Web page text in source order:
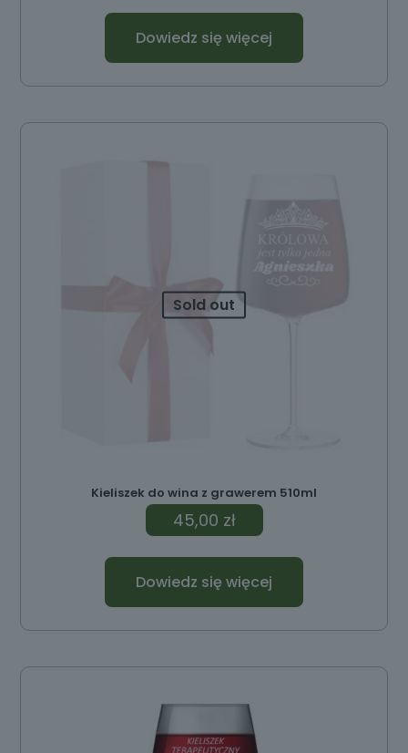
Dowiedz się więcej
Sold out
Kieliszek do wina z grawerem 510ml
45,00 zł
Dowiedz się więcej